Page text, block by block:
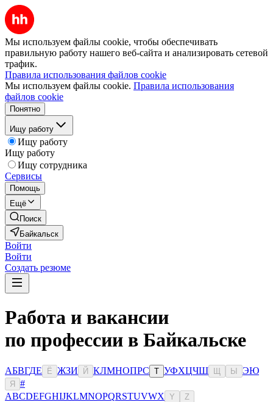
Мы используем файлы cookie, чтобы обеспечивать
правильную работу нашего веб-сайта и анализировать сетевой
трафик.
Правила использования файлов cookie
Мы используем файлы cookie. Правила использования
файлов cookie
Понятно
Ищу работу
Ищу работу
Ищу работу
Ищу сотрудника
Сервисы
Помощь
Ещё
Поиск
Байкальск
Войти
Войти
Создать резюме
Работа и вакансии
по профессии в Байкальске
АБВГДЕ Ё ЖЗИ Й КЛМНОПРС Т УФХЦЧШ Ы ЭЮ
Я
#
ABCDEFGHIJKLMNOPQRSTUVWX Y Z